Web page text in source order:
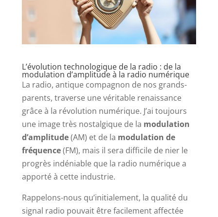
L’évolution technologique de la radio : de la
modulation d’amplitude à la radio numérique
La radio, antique compagnon de nos grands-
parents, traverse une véritable renaissance
grâce à la révolution numérique. J’ai toujours
une image très nostalgique de la modulation
d’amplitude(AM) et de la modulation de
fréquence(FM), mais il sera difficile de nier le
progrès indéniable que la radio numérique a
apporté à cette industrie.
Rappelons-nous qu’initialement, la qualité du
signal radio pouvait être facilement affectée